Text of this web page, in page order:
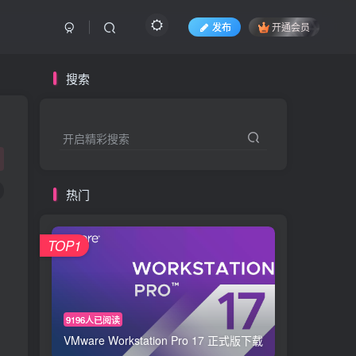
发布 开通会员
搜索
开启精彩搜索
热门
9196人已阅读
VMware Workstation Pro 17 正式版下载
TOP1